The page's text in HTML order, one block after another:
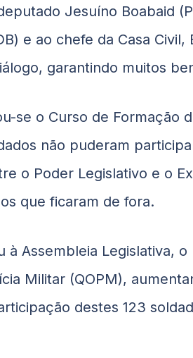
Jesuíno Boabaid
e ao chefe da Casa
garantindo muitos
se o Curso de Formação
não puderam
o Poder Legislativo e o
que ficaram de fora.
à Assembleia Legislativa,
Militar (QOPM),
destes 123